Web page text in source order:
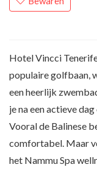
Hotel Vincci
populaire golfbaan,
een heerlijk
je na een actieve
Vooral de Balinese
comfortabel. Maar
het Nammu Spa